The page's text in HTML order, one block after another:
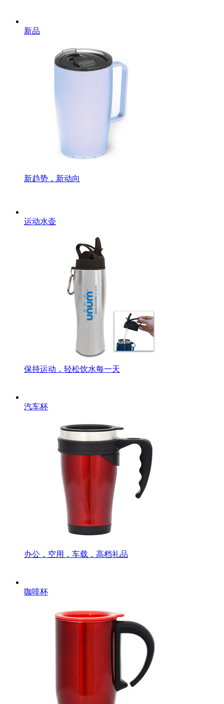
新品
新趋势，新动向
运动水壶
保持运动，轻松饮水每一天
汽车杯
办公，空用，车载，高档礼品
咖啡杯